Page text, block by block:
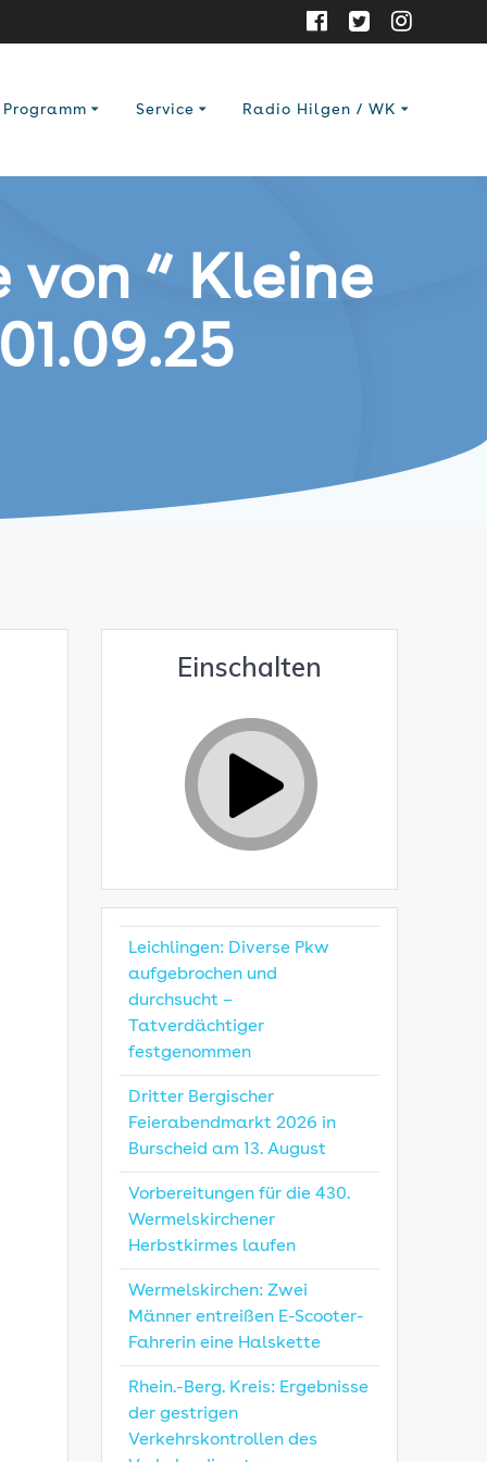
Programm Service Radio Hilgen / WK
“ Kleine
Einschalten
Leichlingen: Diverse Pkw
aufgebrochen und
durchsucht –
Tatverdächtiger
festgenommen
Dritter Bergischer
Feierabendmarkt 2026 in
Burscheid am 13. August
Vorbereitungen für die 430.
Wermelskirchener
Herbstkirmes laufen
Wermelskirchen: Zwei
Männer entreißen E-Scooter-
Fahrerin eine Halskette
Rhein.-Berg. Kreis: Ergebnisse
der gestrigen
Verkehrskontrollen des